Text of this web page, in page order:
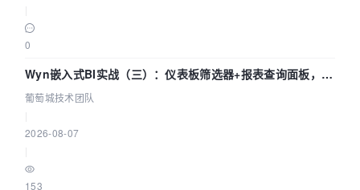
0
Wyn嵌入式BI实战（三）：仪表板筛选器+报表查询面板，参
数联动全闭环
葡萄城技术团队
2026-08-07
153